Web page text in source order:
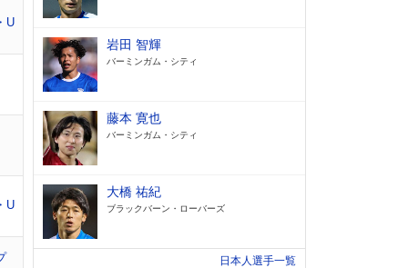
U
U
岩田 智輝
バーミンガム・シティ
藤本 寛也
バーミンガム・シティ
大橋 祐紀
ブラックバーン・ローバーズ
日本人選手一覧